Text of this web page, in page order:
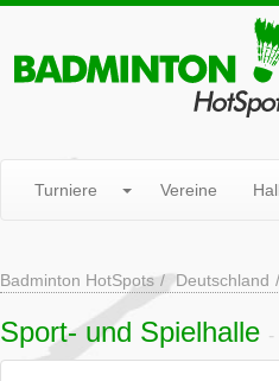
Turniere Vereine
Badminton HotSpots Deutschland
Sport- und Spielhalle -